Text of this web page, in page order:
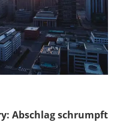
Abschlag schrumpft